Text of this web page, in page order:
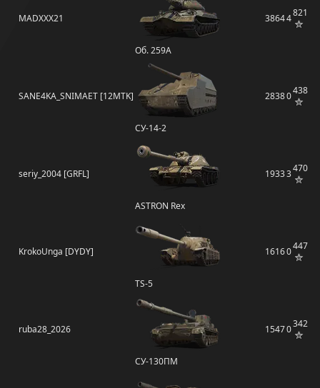
MADXXX21
Об. 259A
38644821
SANE4KA_SNIMAET [12MTK]
СУ-14-2
28380438
seriy_2004 [GRFL]
ASTRON Rex
19333470
KrokoUnga [DYDY]
TS-5
16160447
ruba28_2026
СУ-130ПМ
15470342